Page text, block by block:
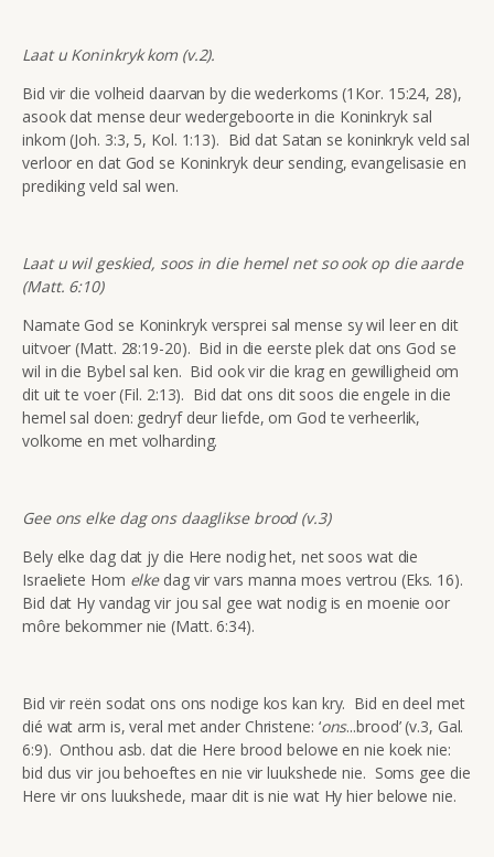
Laat u Koninkryk kom (v.2).
Bid vir die volheid daarvan by die wederkoms (1Kor. 15:24, 28),
asook dat mense deur wedergeboorte in die Koninkryk sal
inkom (Joh. 3:3, 5, Kol. 1:13). Bid dat Satan se koninkryk veld sal
verloor en dat God se Koninkryk deur sending, evangelisasie en
prediking veld sal wen.
Laat u wil geskied, soos in die hemel net so ook op die aarde
(Matt. 6:10)
Namate God se Koninkryk versprei sal mense sy wil leer en dit
uitvoer (Matt. 28:19-20). Bid in die eerste plek dat ons God se
wil in die Bybel sal ken. Bid ook vir die krag en gewilligheid om
dit uit te voer (Fil. 2:13). Bid dat ons dit soos die engele in die
hemel sal doen: gedryf deur liefde, om God te verheerlik,
volkome en met volharding.
Gee ons elke dag ons daaglikse brood (v.3)
Bely elke dag dat jy die Here nodig het, net soos wat die
Israeliete Hom elke dag vir vars manna moes vertrou (Eks. 16).
Bid dat Hy vandag vir jou sal gee wat nodig is en moenie oor
môre bekommer nie (Matt. 6:34).
Bid vir reën sodat ons ons nodige kos kan kry. Bid en deel met
dié wat arm is, veral met ander Christene: ‘ons...brood’ (v.3, Gal.
6:9). Onthou asb. dat die Here brood belowe en nie koek nie:
bid dus vir jou behoeftes en nie vir luukshede nie. Soms gee die
Here vir ons luukshede, maar dit is nie wat Hy hier belowe nie.